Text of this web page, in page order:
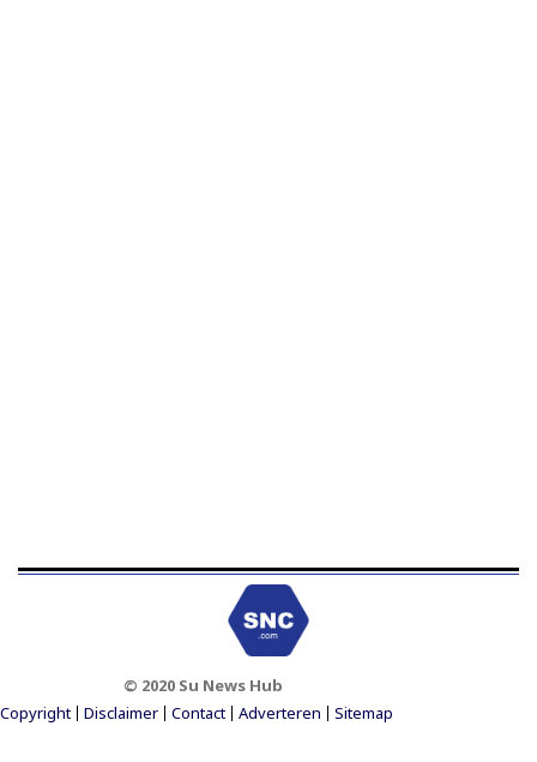
© 2020 Su News Hub
Footer Menu
Copyright Disclaimer Contact Adverteren Sitemap